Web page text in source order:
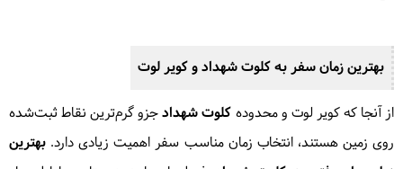
بهترین زمان سفر به کلوت شهداد و کویر لوت
از آنجا که کویر لوت و محدوده کلوت شهدادجزو گرم‌ترین نقاط ثبت‌شده
روی زمین هستند، انتخاب زمان مناسب سفر اهمیت زیادی دارد. بهترین